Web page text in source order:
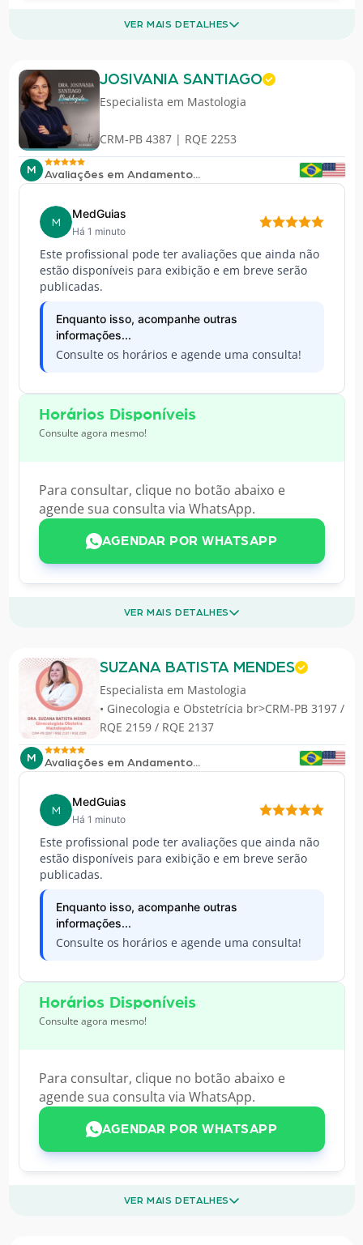
VER MAIS DETALHES
JOSIVANIA SANTIAGO
Especialista em Mastologia
CRM-PB 4387 | RQE 2253
M Avaliações em Andamento...
M
MedGuias
Há 1 minuto
Este profissional pode ter avaliações que ainda não
estão disponíveis para exibição e em breve serão
publicadas.
Enquanto isso, acompanhe outras
informações...
Consulte os horários e agende uma consulta!
Horários Disponíveis
Consulte agora mesmo!
Para consultar, clique no botão abaixo e
agende sua consulta via WhatsApp.
AGENDAR POR WHATSAPP
VER MAIS DETALHES
SUZANA BATISTA MENDES
Especialista em Mastologia
• Ginecologia e Obstetrícia br>CRM-PB 3197 /
RQE 2159 / RQE 2137
M Avaliações em Andamento...
M
MedGuias
Há 1 minuto
Este profissional pode ter avaliações que ainda não
estão disponíveis para exibição e em breve serão
publicadas.
Enquanto isso, acompanhe outras
informações...
Consulte os horários e agende uma consulta!
Horários Disponíveis
Consulte agora mesmo!
Para consultar, clique no botão abaixo e
agende sua consulta via WhatsApp.
AGENDAR POR WHATSAPP
VER MAIS DETALHES